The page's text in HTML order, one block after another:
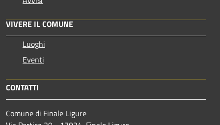
VIVERE IL COMUNE
Luoghi
Eventi
CONTATTI
Comune di Finale Ligure